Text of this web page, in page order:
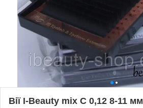
Вії I-Beauty mix С 0,12 8-11 мм